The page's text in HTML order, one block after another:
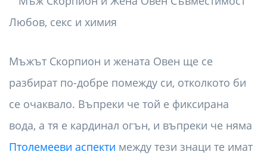
Мъжът Скорпион и жената Овен ще се
разбират по-добре помежду си, отколкото би
се очаквало. Въпреки че той е фиксирана
вода, а тя е кардинал огън, и въпреки че няма
Птолемееви аспекти между тези знаци те имат